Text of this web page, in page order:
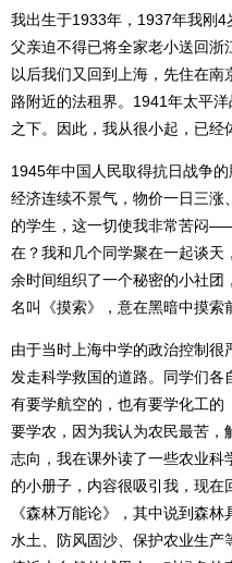
我出生于1933年，1937年我刚4
父亲迫不得已将全家老小送回
以后我们又回到上海，先住在
路附近的法租界。1941年太平
之下。因此，我从很小起，已经
1945年中国人民取得抗日战争
经济连续不景气，物价一日三涨
的学生，这一切使我非常苦闷
在？我和几个同学聚在一起谈
余时间组织了一个秘密的小社团
名叫《摸索》，意在黑暗中摸索
由于当时上海中学的政治控制很
发走科学救国的道路。同学们各
有要学航空的，也有要学化工
要学农，因为我认为农民最苦，
志向，我在课外读了一些农业
的小册子，内容很吸引我，现
《森林万能论》，其中说到森
水土、防风固沙、保护农业生产